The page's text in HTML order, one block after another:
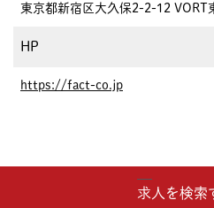
東京都新宿区大久保2-2-12 VORT
HP
https://fact-co.jp
求人を検索